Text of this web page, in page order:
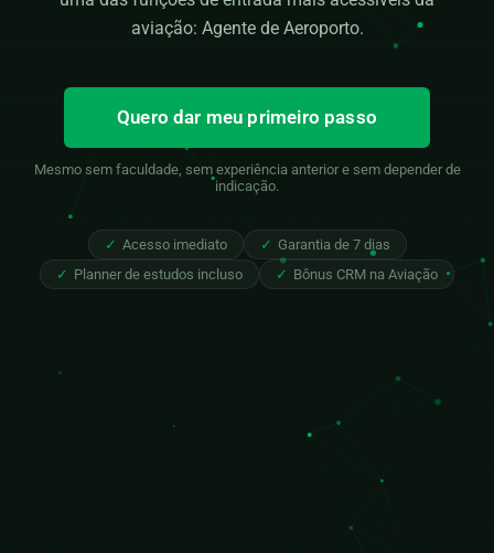
aviação: Agente de Aeroporto.
Quero dar meu primeiro passo
Mesmo sem faculdade, sem experiência anterior e sem depender de
indicação.
✓ Acesso imediato ✓ Garantia de 7 dias
✓ Planner de estudos incluso ✓ Bônus CRM na Aviação